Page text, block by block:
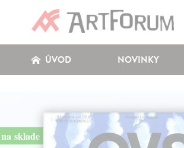
ÚVOD NOVINKY
na sklade